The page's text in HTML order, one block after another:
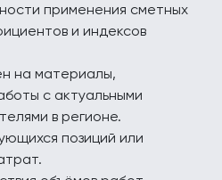
применения сметных
и индексов
на материалы,
с актуальными
в регионе.
позиций или